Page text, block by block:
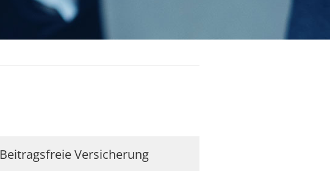
Beitragsfreie Versicherung